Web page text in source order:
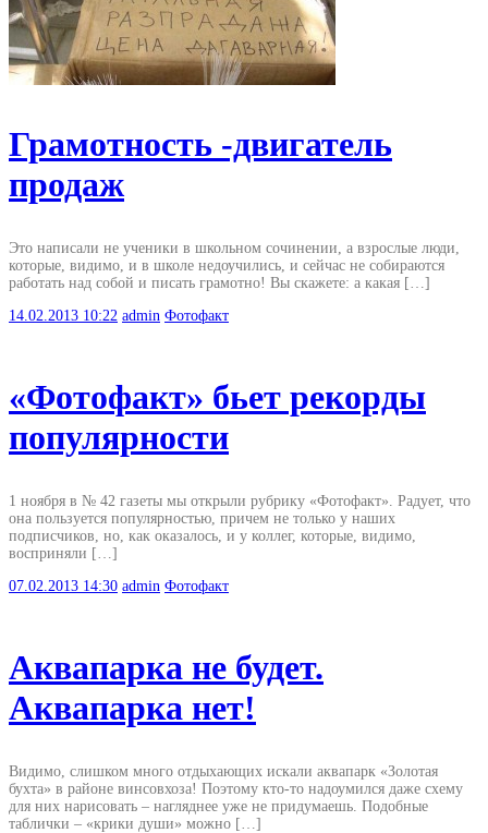
Грамотность -двигатель
продаж
Это написали не ученики в школьном сочинении, а взрослые люди,
которые, видимо, и в школе недоучились, и сейчас не собираются
работать над собой и писать грамотно! Вы скажете: а какая […]
14.02.2013 10:22 admin Фотофакт
«Фотофакт» бьет рекорды
популярности
1 ноября в № 42 газеты мы открыли рубрику «Фотофакт». Радует, что
она пользуется популярностью, причем не только у наших
подписчиков, но, как оказалось, и у коллег, которые, видимо,
восприняли […]
07.02.2013 14:30 admin Фотофакт
Аквапарка не будет.
Аквапарка нет!
Видимо, слишком много отдыхающих искали аквапарк «Золотая
бухта» в районе винсовхоза! Поэтому кто-то надоумился даже схему
для них нарисовать – нагляднее уже не придумаешь. Подобные
таблички – «крики души» можно […]